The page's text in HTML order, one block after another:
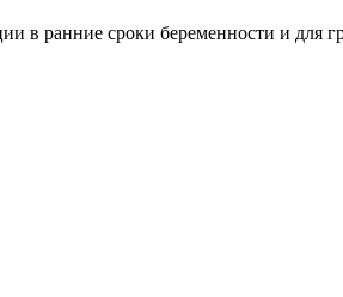
в ранние сроки беременности и для